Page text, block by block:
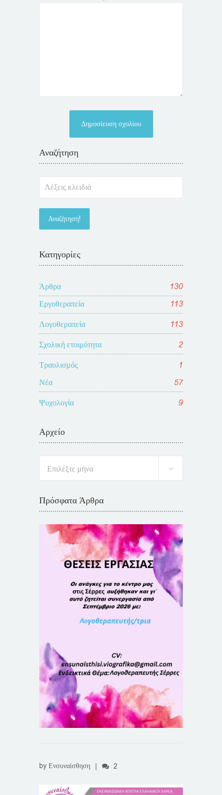
Αναζήτηση
Κατηγορίες
Άρθρα
130
Εργοθεραπεία
113
Λογοθεραπεία
113
Σχολική ετοιμότητα
2
Τραυλισμός
1
Νέα
57
Ψυχολογία
9
Αρχείο
Πρόσφατα Άρθρα
by Ενσυναίσθηση | 2